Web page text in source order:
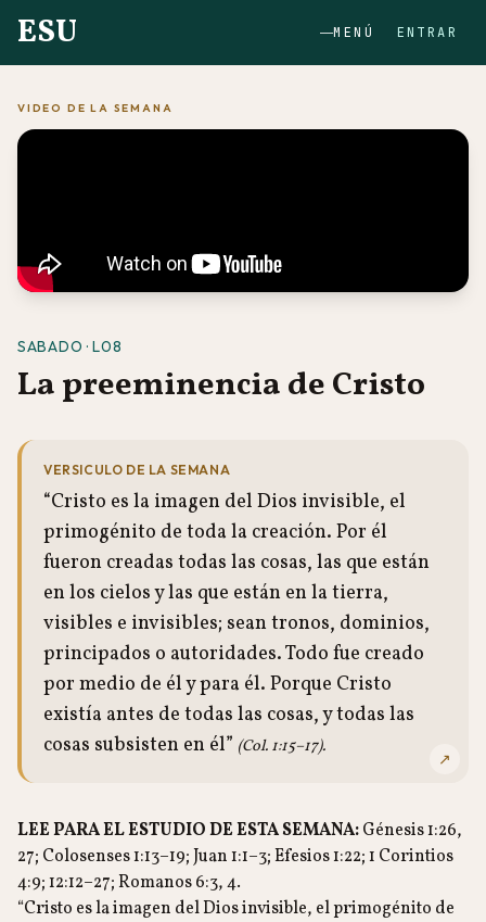
ESU MENÚ ENTRAR
VIDEO DE LA SEMANA
SABADO · L08
La preeminencia de Cristo
VERSICULO DE LA SEMANA
“Cristo es la imagen del Dios invisible, el
primogénito de toda la creación. Por él
fueron creadas todas las cosas, las que están
en los cielos y las que están en la tierra,
visibles e invisibles; sean tronos, dominios,
principados o autoridades. Todo fue creado
por medio de él y para él. Porque Cristo
existía antes de todas las cosas, y todas las
cosas subsisten en él” (Col. 1:15–17).
↗
LEE PARA EL ESTUDIO DE ESTA SEMANA:Génesis 1:26,
27; Colosenses 1:13–19; Juan 1:1–3; Efesios 1:22; 1 Corintios
4:9; 12:12–27; Romanos 6:3, 4.
“Cristo es la imagen del Dios invisible, el primogénito de